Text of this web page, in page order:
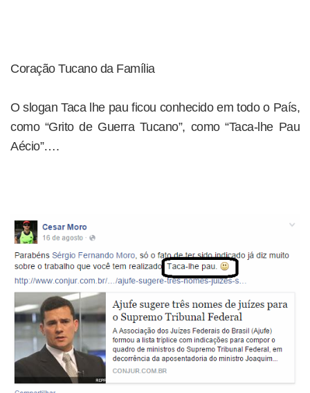
Coração Tucano da Família
O slogan Taca lhe pau ficou conhecido em todo o País,
como “Grito de Guerra Tucano”, como “Taca-lhe Pau
Aécio”….